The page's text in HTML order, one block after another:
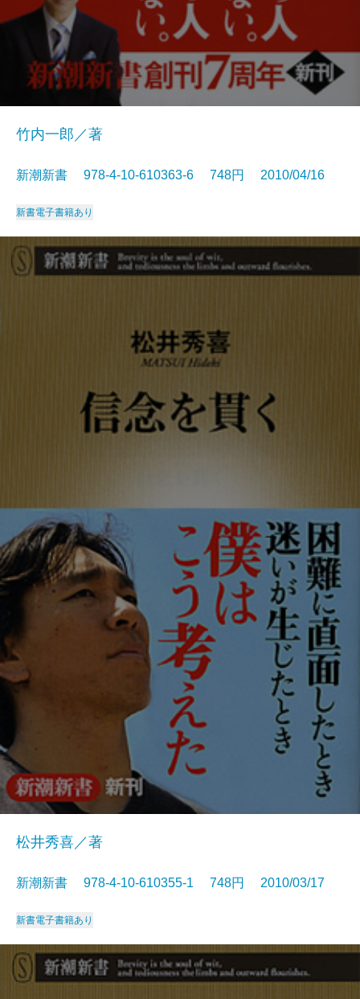
竹内一郎／著
新潮新書 978-4-10-610363-6 748円 2010/04/16
新書電子書籍あり
松井秀喜／著
新潮新書 978-4-10-610355-1 748円 2010/03/17
新書電子書籍あり